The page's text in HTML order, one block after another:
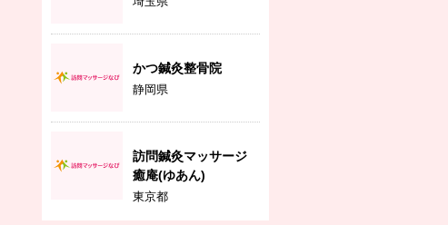
かつ鍼灸整骨院
静岡県
訪問鍼灸マッサージ
癒庵(ゆあん)
東京都